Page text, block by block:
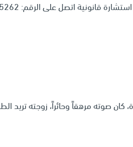
قانونية اتصل على الرقم: 0505225262 .
صوته مرهقاً وحائراً، زوجته تريد